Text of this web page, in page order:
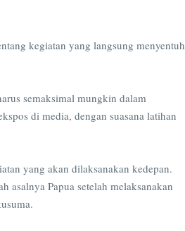
kegiatan yang langsung menyentuh
semaksimal mungkin dalam
di media, dengan suasana latihan
yang akan dilaksanakan kedepan.
asalnya Papua setelah melaksanakan